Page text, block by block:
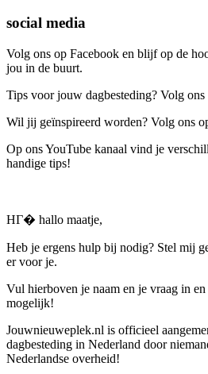
social media
Volg ons op Facebook en blijf op de
jou in de buurt.
Tips voor jouw dagbesteding? Volg
Wil jij geïnspireerd worden? Volg ons
Op ons YouTube kanaal vind je
handige tips!
HГ� hallo maatje,
Heb je ergens hulp bij nodig? Stel mij
er voor je.
Vul hierboven je naam en je vraag in
mogelijk!
Jouwnieuweplek.nl is officieel
dagbesteding in Nederland door
Nederlandse overheid!